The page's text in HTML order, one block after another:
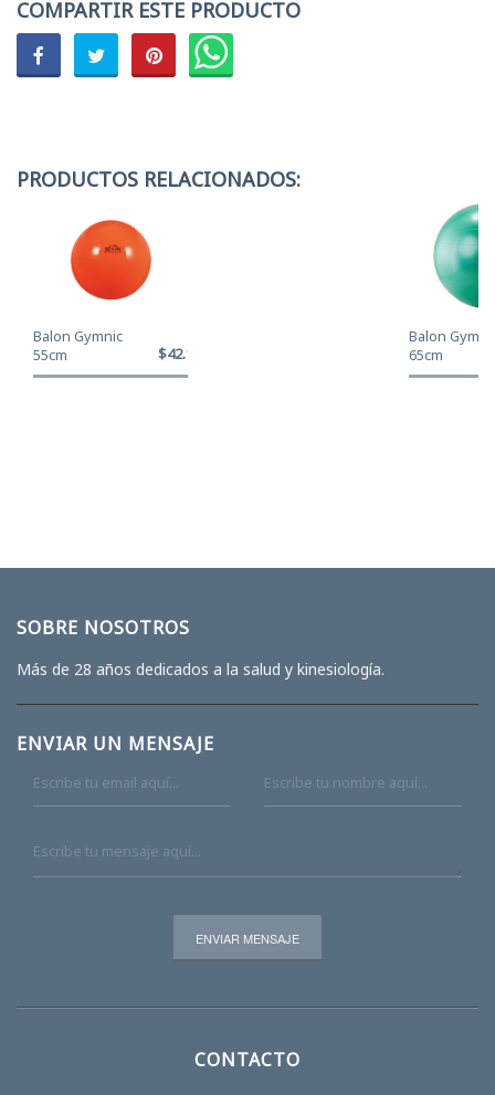
COMPARTIR ESTE PRODUCTO
PRODUCTOS RELACIONADOS:
Balon Gymnic
55cm
$42.120
Balon
65cm
SOBRE NOSOTROS
Más de 28 años dedicados a la salud y kinesiología.
ENVIAR UN MENSAJE
CONTACTO